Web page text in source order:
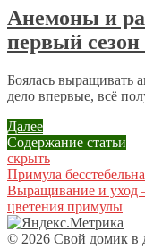
Анемоны и
первый
Боялась выращивать
дело впервые, всё
Далее
Содержание статьи
скрыть
Примула
Выращивание и уход
цветения примулы
© 2026 Свой домик в